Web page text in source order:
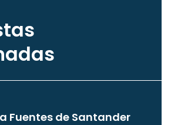
Fuentes de Santander